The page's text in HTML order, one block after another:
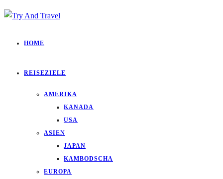
HOME
REISEZIELE
AMERIKA
KANADA
USA
ASIEN
JAPAN
KAMBODSCHA
EUROPA